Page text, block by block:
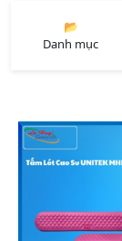
📂
Danh mục